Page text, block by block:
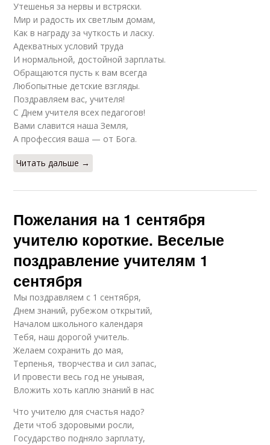
Утешенья за нервы и встряски.
Мир и радость их светлым домам,
Как в награду за чуткость и ласку.
Адекватных условий труда
И нормальной, достойной зарплаты.
Обращаются пусть к вам всегда
Любопытные детские взгляды.
Поздравляем вас, учителя!
С Днем учителя всех педагогов!
Вами славится наша Земля,
А профессия ваша — от Бога.
Читать дальше →
Пожелания на 1 сентября
учителю короткие. Веселые
поздравление учителям 1
сентября
Мы поздравляем с 1 сентября,
Днем знаний, рубежом открытий,
Началом школьного календаря
Тебя, наш дорогой учитель.
Желаем сохранить до мая,
Терпенья, творчества и сил запас,
И провести весь год не унывая,
Вложить хоть каплю знаний в нас
Что учителю для счастья надо?
Дети чтоб здоровыми росли,
Государство подняло зарплату,